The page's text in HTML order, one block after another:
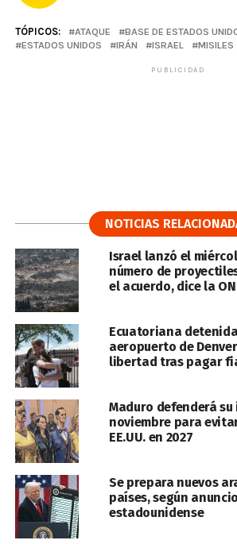
TÓPICOS: ATAQUE BASE DE ESTADOS
ESTADOS UNIDOS
IRÁN ISRAEL MISILES
PUBLICIDAD
NOTICIAS
Israel lanzó el
número de
el acuerdo, dice la
Ecuatoriana
aeropuerto de
libertad tras pagar
Maduro defenderá
noviembre para
EE.UU. en 2027
Se prepara nuevos
países, según
estadounidense